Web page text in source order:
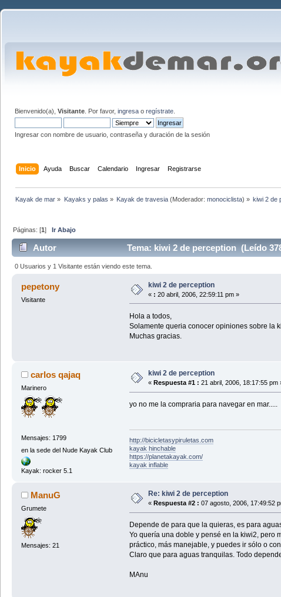
Bienvenido(a), Visitante . Por favor, ingresa o regístrate
Ingresar con nombre de usuario, contraseña y duración de la sesión
Inicio Ayuda Buscar Calendario Ingresar Registrarse
Kayak de mar » Kayaks y palas » Kayak de travesia(Moderador: monociclista) » kiwi 2 de
Páginas: [1]Ir Abajo
Autor Tema: kiwi 2 de perception (Leído
0 Usuarios y 1 Visitante están viendo este tema.
pepetony
Visitante
kiwi 2 de perception
« : 20 abril, 2006, 22:59:11 pm »
Hola a todos,
Solamente queria conocer opiniones sobre la
Muchas gracias.
carlos qajaq
Marinero
Mensajes: 1799
en la sede del Nude Kayak Club
Kayak: rocker 5.1
kiwi 2 de perception
« Respuesta #1 : 21 abril, 2006, 18:17:55 pm
yo no me la compraria para navegar en mar.....
http://bicicletasypiruletas.com
kayak hinchable
https://planetakayak.com/
kayak inflable
ManuG
Grumete
Mensajes: 21
Re: kiwi 2 de perception
« Respuesta #2 : 07 agosto, 2006, 17:49:52
Depende de para que la quieras, es para
Yo quería una doble y pensé en la kiwi2, pero
práctico, más manejable, y puedes ir sólo o
Claro que para aguas tranquilas. Todo
MAnu